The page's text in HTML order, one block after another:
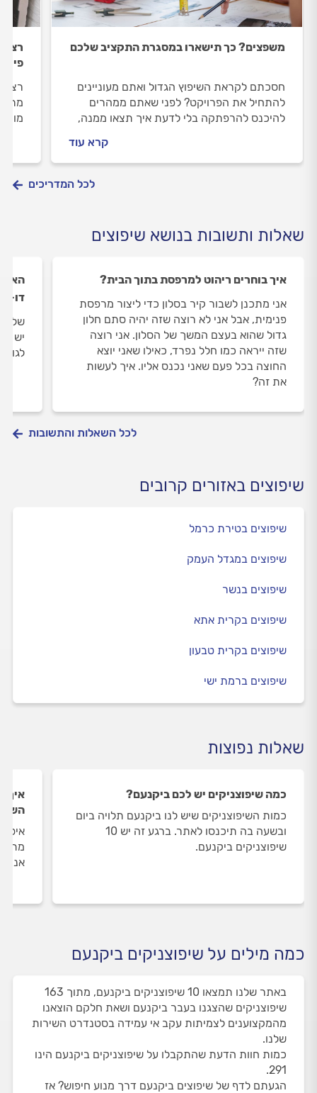
משפצים? כך תישארו במסגרת התקציב שלכם
חסכתם לקראת השיפוץ הגדול ואתם מעוניינים
להתחיל את הפרויקט? לפני שאתם ממהרים
להיכנס להרפתקה בלי לדעת איך תצאו ממנה,
להתרחק ממסגרת התקציב שנקבעה ולמצוא
את עצמכם מפסיקים את השיפוץ באמצע.
קרא עוד
רצף
רצף
לכל המדריכים
שאלות ותשובות בנושא שיפוצים
איך בוחרים ריהוט למרפסת בתוך הבית?
אני מתכנן לשבור קיר בסלון כדי ליצור מרפסת
פנימית, אבל אני לא רוצה שזה יהיה סתם חלון
גדול שהוא בעצם המשך של הסלון. אני רוצה
שזה ייראה כמו חלל נפרד, כאילו שאני יוצא
החוצה בכל פעם שאני נכנס אליו. איך לעשות
את זה?
האם
דו-
יש
לכל השאלות והתשובות
שיפוצים באזורים קרובים
שיפוצים בטירת כרמל
שיפוצים במגדל העמק
שיפוצים בנשר
שיפוצים בקרית אתא
שיפוצים בקרית טבעון
שיפוצים ברמת ישי
שאלות נפוצות
כמה שיפוצניקים יש לכם ביקנעם?
כמות השיפוצניקים שיש לנו ביקנעם תלויה ביום
ובשעה בה תיכנסו לאתר. ברגע זה יש 10
שיפוצניקים ביקנעם.
איך
אנו
כמה מילים על שיפוצניקים ביקנעם
באתר שלנו תמצאו 10 שיפוצניקים ביקנעם, מתוך 163
שיפוצניקים שהצגנו בעבר ביקנעם ושאת חלקם הוצאנו
מהמקצוענים לצמיתות עקב אי עמידה בסטנדרט השירות
שלנו.
כמות חוות הדעת שהתקבלו על שיפוצניקים ביקנעם הינו
291.
הגעתם לדף של שיפוצים ביקנעם דרך מנוע חיפוש? אז